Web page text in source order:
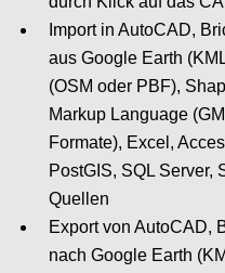
Import in AutoCAD,
aus Google Earth
(OSM oder PBF),
Markup Language
Formate), Excel,
PostGIS, SQL Server,
Quellen
Export von AutoCAD,
nach Google Earth